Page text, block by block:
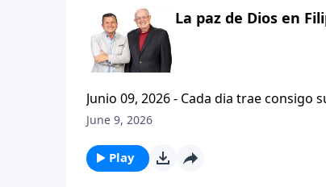
La paz de Dios en
Junio 09, 2026 - Cada dia trae consigo su propio
como reaccionamos ante cada situacion. Entre el viernes y ayer, hemos enfatizado la importancia del
June 9, 2026
Play